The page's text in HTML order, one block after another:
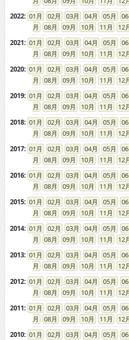
2022: 01 02 03 04 05 06
08
09 10 11
12
2021: 01 02 03 04 05 06
08
09 10 11
12
2020: 01 02 03 04 05 06
08
09 10 11
12
2019: 01 02 03 04 05 06
08
09 10 11
12
2018: 01 02 03 04 05 06
08
09 10 11
12
2017: 01 02 03 04 05 06
08
09 10 11
12
2016: 01 02 03 04 05 06
08
09 10 11
12
2015: 01 02 03 04 05 06
08
09 10 11
12
2014: 01 02 03 04 05 06
08
09 10 11
12
2013: 01 02 03 04 05 06
08
09 10 11
12
2012: 01 02 03 04 05 06
08
09 10 11
12
2011: 01 02 03 04 05 06
08
09 10 11
12
2010: 01 02 03 04 05 06